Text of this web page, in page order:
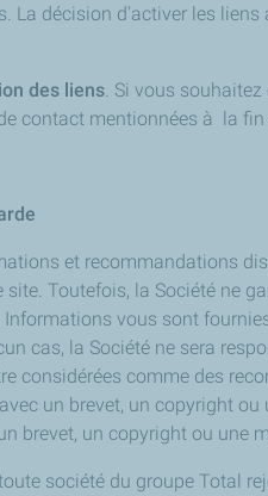
La décision d'activer les
des liens . Si vous
contact mentionnées à la fin
et recommandations
site. Toutefois, la Société ne
Informations vous sont
cas, la Société ne sera
considérées comme des
un brevet, un copyright
brevet, un copyright ou une
société du groupe Total